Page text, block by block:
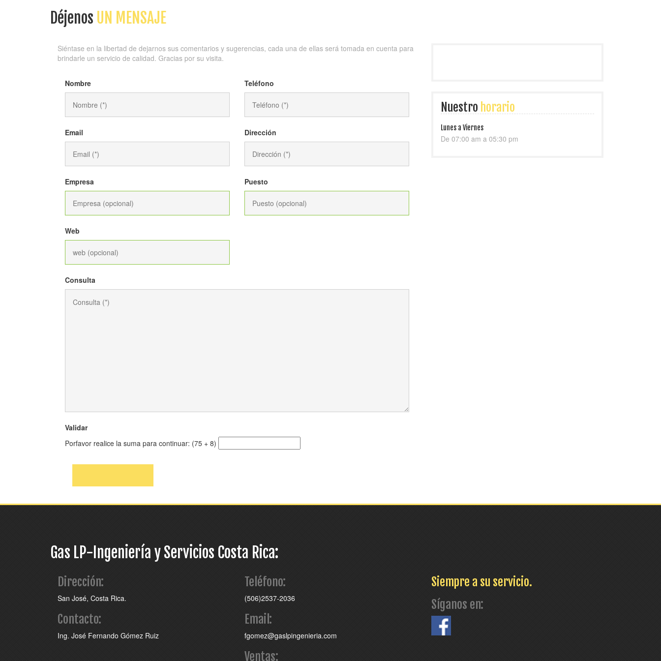
Déjenos UN MENSAJE
Siéntase en la libertad de dejarnos sus comentarios y sugerencias, cada una de ellas será tomada en cuenta para
brindarle un servicio de calidad. Gracias por su visita.
Nombre Teléfono
Email Dirección
Empresa Puesto
Web
Consulta
Validar
Porfavor realice la suma para continuar: (75 + 8)
Nuestro horario
Lunes a Viernes
De 07:00 am a 05:30 pm
Gas LP-Ingeniería y Servicios Costa Rica:
Dirección:
San José, Costa Rica.
Contacto:
Ing. José Fernando Gómez Ruiz
Teléfono:
(506)2537-2036
Email:
fgomez@gaslpingenieria.com
Ventas:
Siempre a su servicio.
Síganos en: